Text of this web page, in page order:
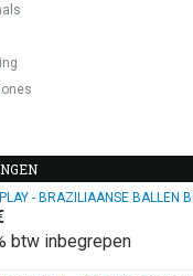
- BRAZILIAANSE BALLEN
btw inbegrepen